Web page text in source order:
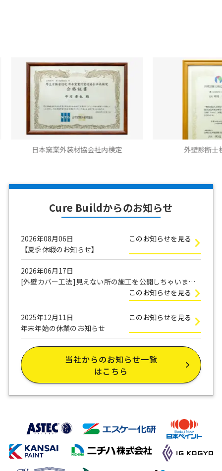
本窯業外装材協会社内検定 外壁診断士検定合格書
Cure Buildからのお知らせ
2026年08月06日
【夏季休暇のお知らせ】
このお知らせを見る
2026年06月17日
[外壁カバー工法]見えない所の施工を公開しちゃいま
このお知らせを見る
2025年12月11日
年末年始の休業のお知らせ
このお知らせを見る
当社からのお知らせ一覧
はこちら